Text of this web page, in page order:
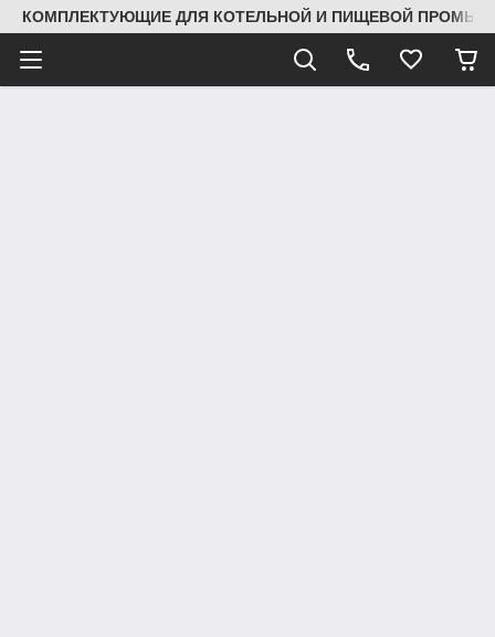
КОМПЛЕКТУЮЩИЕ ДЛЯ КОТЕЛЬНОЙ И ПИЩЕВОЙ